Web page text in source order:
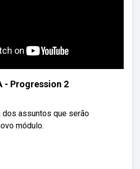
- Progression 2
dos assuntos que serão
módulo.